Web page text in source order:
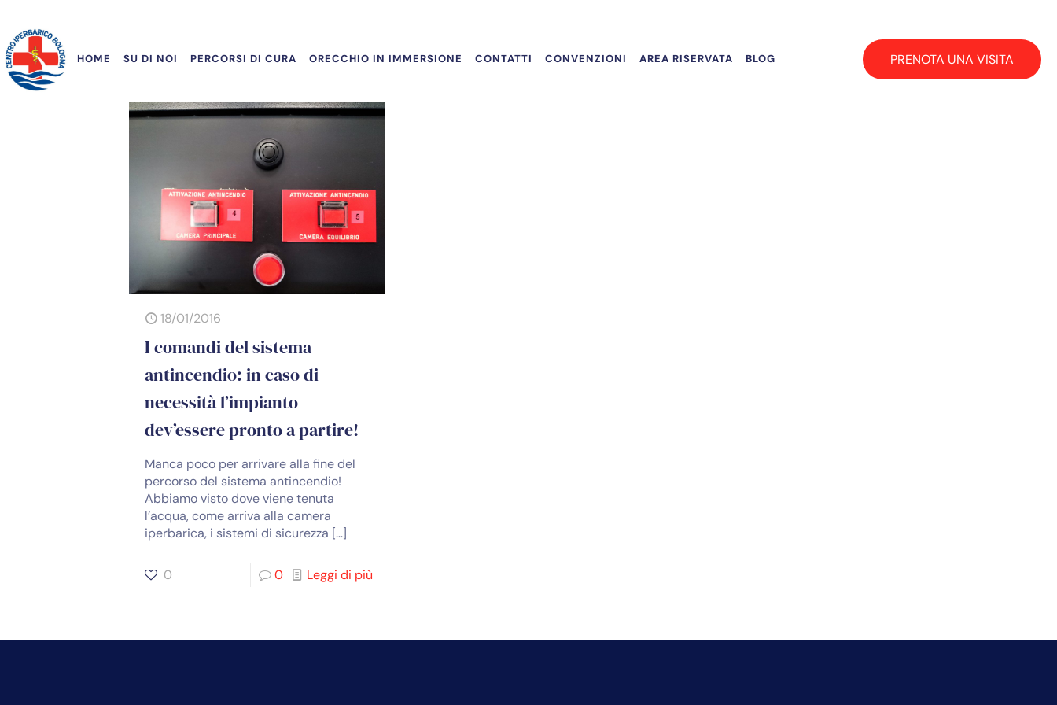
HOME SU DI NOI PERCORSI DI CURA ORECCHIO IN IMMERSIONE CONTATTI CONVENZIONI AREA RISERVATA BLOG PRENOTA UNA VISITA
18/01/2016
I comandi del sistema
antincendio: in caso di
necessità l’impianto
dev’essere pronto a partire!
Manca poco per arrivare alla fine del
percorso del sistema antincendio!
Abbiamo visto dove viene tenuta
l’acqua, come arriva alla camera
iperbarica, i sistemi di sicurezza […]
0 0 Leggi di più